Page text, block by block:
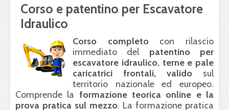
Corso e patentino per Escavatore
Idraulico
Corso completocon rilascio
immediato del patentino per
escavatore idraulico, terne e pale
caricatrici frontali, valido sul
territorio nazionale ed europeo.
Comprende la formazione teorica online e la
prova pratica sul mezzo. La formazione pratica